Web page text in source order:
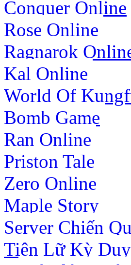
Conquer Online
Rose Online
Ragnarok
Kal Online
World Of
Bomb Game
Ran Online
Priston Tale
Zero Online
Maple Story
Server Chiến
Tiên Lữ Kỳ